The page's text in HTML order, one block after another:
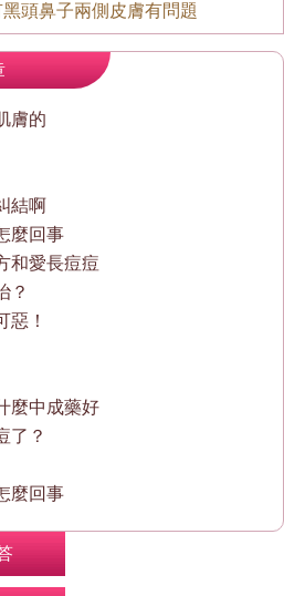
頭鼻子兩側皮膚有問題
膚的
結啊
麼回事
和愛長痘痘
？
惡！
麼中成藥好
了？
麼回事